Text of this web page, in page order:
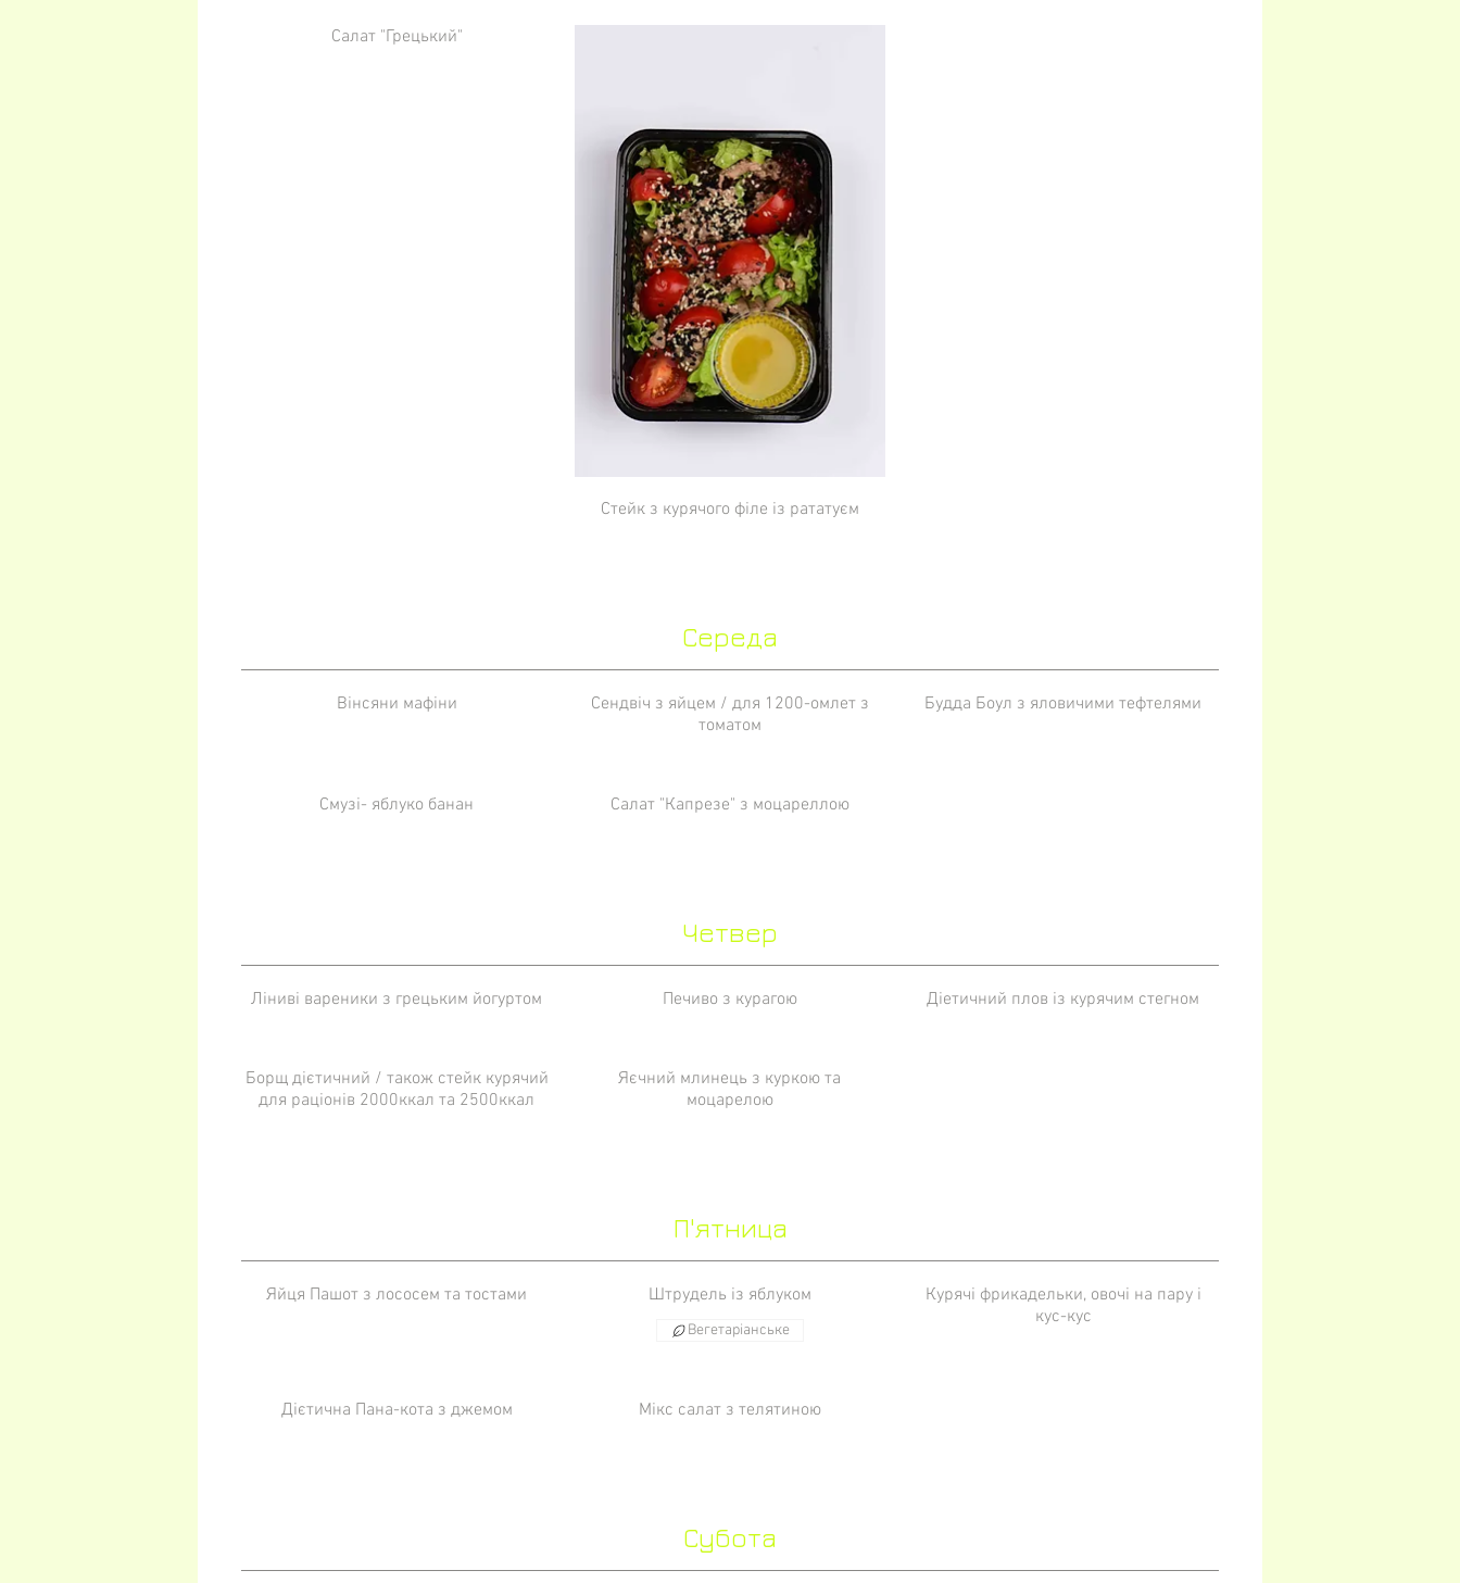
Салат "Грецький"
Стейк з курячого філе із рататуєм
Середа
Вінсяни мафіни
Сендвіч з яйцем / для 1200-омлет з
томатом
Будда Боул з яловичими тефтелями
Смузі- яблуко банан Салат "Капрезе" з моцареллою
Четвер
Ліниві вареники з грецьким йогуртом Печиво з курагою Діетичний плов із курячим стегном
Борщ дієтичний / також стейк курячий
для раціонів 2000ккал та 2500ккал
Яєчний млинець з куркою та
моцарелою
П'ятница
Яйця Пашот з лососем та тостами Штрудель із яблуком
Вегетаріанське
Курячі фрикадельки, овочі на пару і
кус-кус
Дієтична Пана-кота з джемом Мікс салат з телятиною
Субота